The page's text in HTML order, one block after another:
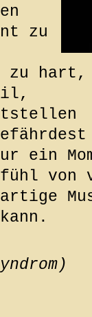
zu
zu hart,
ein
von